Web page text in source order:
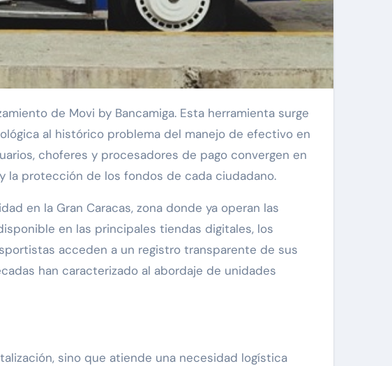
de Movi by Bancamiga. Esta herramienta surge
al histórico problema del manejo de efectivo en
choferes y procesadores de pago convergen en
la protección de los fondos de cada ciudadano.
en la Gran Caracas, zona donde ya operan las
en las principales tiendas digitales, los
acceden a un registro transparente de sus
han caracterizado al abordaje de unidades
sino que atiende una necesidad logística